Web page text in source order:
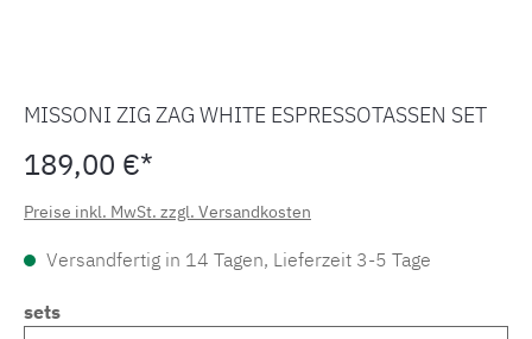
MISSONI ZIG ZAG WHITE ESPRESSOTASSEN SET
189,00 €*
Preise inkl. MwSt. zzgl. Versandkosten
Versandfertig in 14 Tagen, Lieferzeit 3-5 Tage
sets